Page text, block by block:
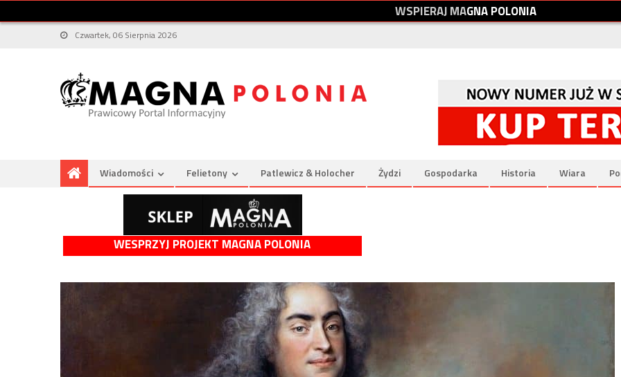
WSPIERAJMAGNAPOLONIA
Czwartek, 06 Sierpnia 2026
Wiadomości Felietony Patlewicz & Holocher Żydzi Gospodarka Historia Wiara
WESPRZYJ PROJEKT MAGNA POLONIA